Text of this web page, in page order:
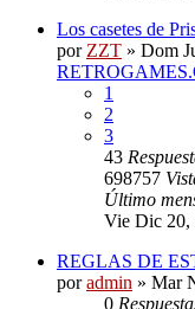
Los casetes de
por ZZT » Dom
1
2
3
43
698757
Último
Vie Dic 20,
REGLAS DE
poradmin » Mar
0